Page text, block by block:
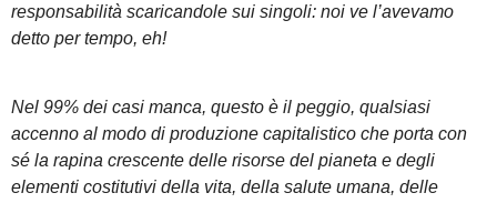
responsabilità scaricandole sui singoli: noi ve l’avevamo
detto per tempo, eh!
Nel 99% dei casi manca, questo è il peggio, qualsiasi
accenno al modo di produzione capitalistico che porta con
sé la rapina crescente delle risorse del pianeta e degli
elementi costitutivi della vita, della salute umana, delle